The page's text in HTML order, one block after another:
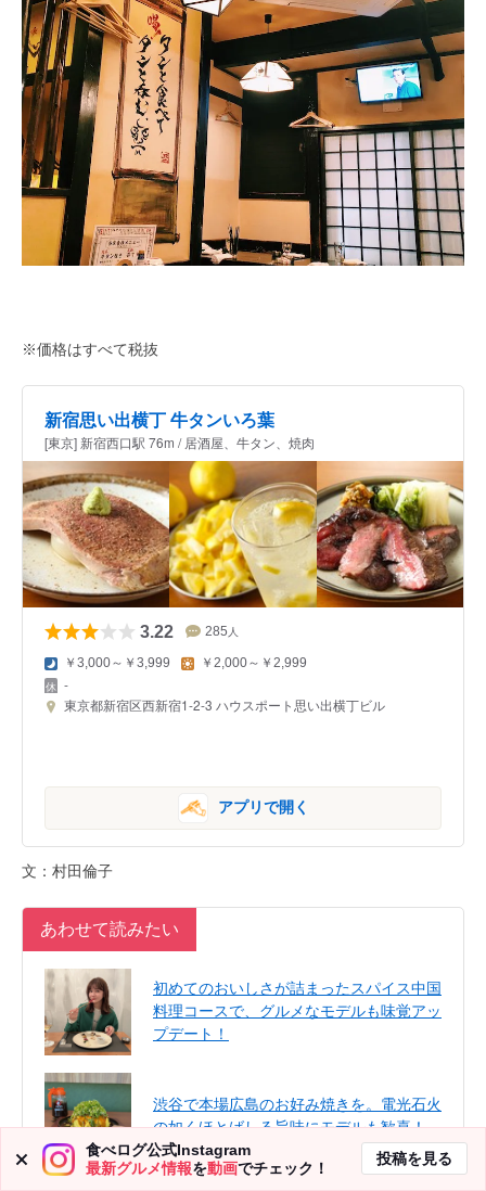
※価格はすべて税抜
新宿思い出横丁 牛タンいろ葉
[東京] 新宿西口駅 76m / 居酒屋、牛タン、焼肉
3.22 285 人
￥3,000～￥3,999 ￥2,000～￥2,999
-
東京都新宿区西新宿1-2-3 ハウスポート思い出横丁ビル
アプリで開く
文：村田倫子
あわせて読みたい
初めてのおいしさが詰まったスパイス中国
料理コースで、グルメなモデルも味覚アッ
プデート！
渋谷で本場広島のお好み焼きを。電光石火
の如くほとばしる旨味にモデルも歓喜！
食べログ公式Instagram
最新グルメ情報を動画でチェック！
投稿を見る